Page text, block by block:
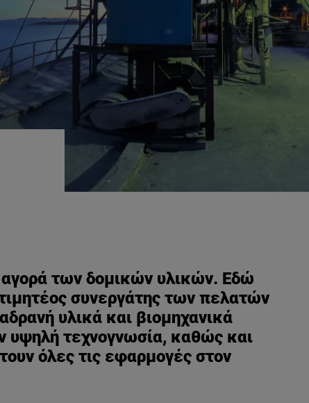
των δομικών υλικών. Εδώ
συνεργάτης των πελατών
υλικά και βιομηχανικά
υψηλή τεχνογνωσία, καθώς και
όλες τις εφαρμογές στον